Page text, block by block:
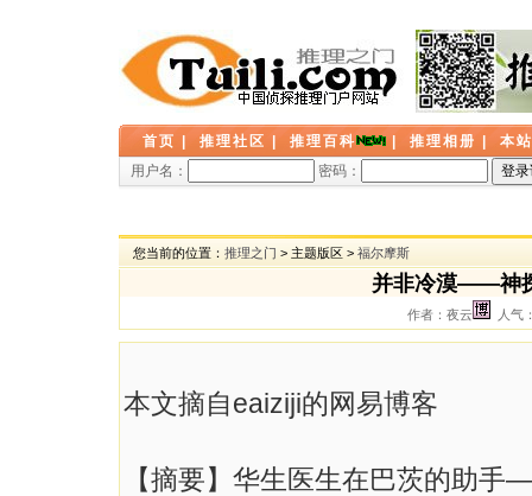
首页 推理社区 推理百科 推理相册
本
用户名：
密码：
您当前的位置： 推理之门 > 主题版区 > 福尔摩斯
并非冷漠——神
作者：夜云 人气
本文摘自eaiziji的网易博客
【摘要】华生医生在巴茨的助